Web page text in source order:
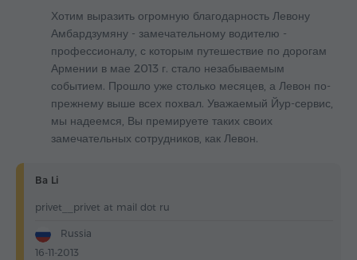
Хотим выразить огромную благодарность Левону
Амбардзумяну - замечательному водителю -
профессионалу, с которым путешествие по дорогам
Армении в мае 2013 г. стало незабываемым
событием. Прошло уже столько месяцев, а Левон по-
прежнему выше всех похвал. Уважаемый Йур-сервис,
мы надеемся, Вы премируете таких своих
замечательных сотрудников, как Левон.
Ba Li
privet__privet at mail dot ru
Russia
16-11-2013